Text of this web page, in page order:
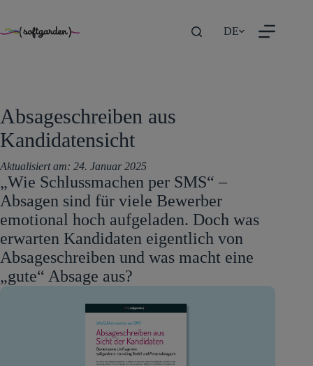
Inhalt
DE
Absageschreiben aus
Kandidatensicht
Aktualisiert am: 24. Januar 2025
„Wie Schlussmachen per SMS“ –
Absagen sind für viele Bewerber
emotional hoch aufgeladen. Doch was
erwarten Kandidaten eigentlich von
Absageschreiben und was macht eine
„gute“ Absage aus?